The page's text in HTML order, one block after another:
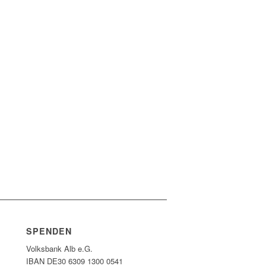
SPENDEN
Volksbank Alb e.G.
IBAN DE30 6309 1300 0541